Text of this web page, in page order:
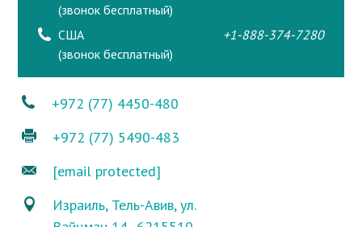
(звонок бесплатный)
США
(звонок бесплатный)
+1-888-374-7280
+972 (77) 4450-480
+972 (77) 5490-483
[email protected]
Израиль, Тель-Авив, ул.